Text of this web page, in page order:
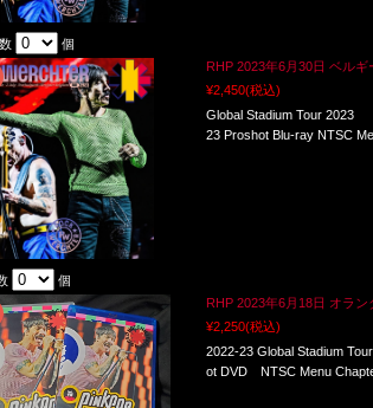
個
RHP 2023年6月30日 ベル
¥2,450(税込)
Global Stadium Tour 2023
23 Proshot Blu-ray NTSC
個
RHP 2023年6月18日 オラ
¥2,250(税込)
2022-23 Global Stadium
ot DVD NTSC Menu